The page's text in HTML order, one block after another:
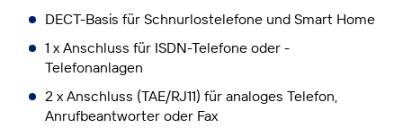
DECT-Basis für Schnurlostelefone und Smart Home
1 x Anschluss für ISDN-Telefone oder -
Telefonanlagen
2 x Anschluss (TAE/RJ11) für analoges Telefon,
Anrufbeantworter oder Fax